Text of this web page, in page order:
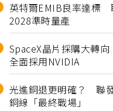
英特爾EMIB良率達標
2028準時量產
SpaceX晶片採購大轉
全面採用NVIDIA
光進銅退更明確？ 聯
銅線「最終戰場」